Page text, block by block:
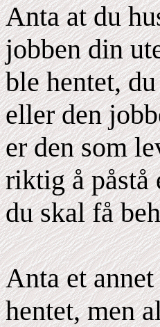
Anta at du
jobben din
ble hentet,
eller den
er den som
riktig å påstå
du skal få
Anta et
hentet, men